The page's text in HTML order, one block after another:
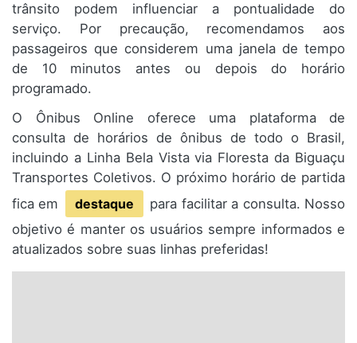
trânsito podem influenciar a pontualidade do
serviço. Por precaução, recomendamos aos
passageiros que considerem uma janela de tempo
de 10 minutos antes ou depois do horário
programado.
O Ônibus Online oferece uma plataforma de
consulta de horários de ônibus de todo o Brasil,
incluindo a Linha Bela Vista via Floresta da Biguaçu
Transportes Coletivos. O próximo horário de partida
fica em
destaque
para facilitar a consulta. Nosso
objetivo é manter os usuários sempre informados e
atualizados sobre suas linhas preferidas!